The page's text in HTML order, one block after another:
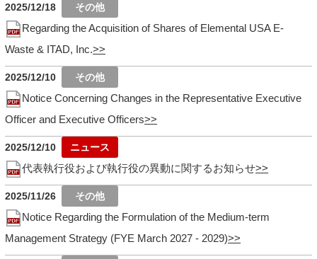
2025/12/18
Regarding the Acquisition of Shares of Elemental USA E-
Waste & ITAD, Inc.
2025/12/10
Notice Concerning Changes in the Representative Executive
Officer and Executive Officers
2025/12/10
代表執行役および執行役の異動に関するお知らせ
2025/11/26
Notice Regarding the Formulation of the Medium-term
Management Strategy (FYE March 2027 - 2029)